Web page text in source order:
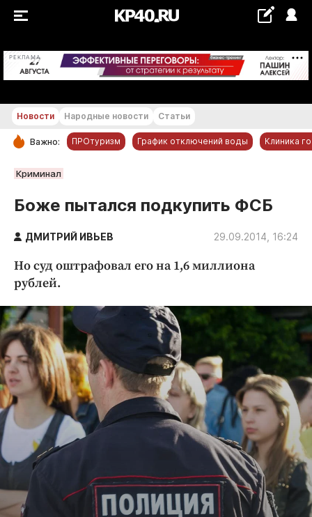
РЕКЛАМА +16...+17 °С
РУБРИКИ
Статьи
Народные новости
Авто и транспорт
Криминал
Культура
Недвижимость и ЖКХ
Образование
Общество
Погода
Праздники
Спорт
Экономика и бизнес
Новости Народные новости Статьи
Важно: ПРОтуризм График отключений воды Клиника
Криминал
Боже пытался подкупить ФСБ
ДМИТРИЙ ИВЬЕВ 29.09.2014, 16:24
Но суд оштрафовал его на 1,6 миллиона
рублей.